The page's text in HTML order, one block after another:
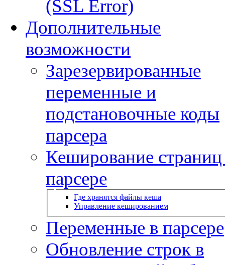
(SSL Error)
Дополнительные
возможности
Зарезервированные
переменные и
подстановочные коды
парсера
Кеширование страниц
парсере
Где хранятся файлы кеша
Управление кешированием
Переменные в парсере
Обновление строк в